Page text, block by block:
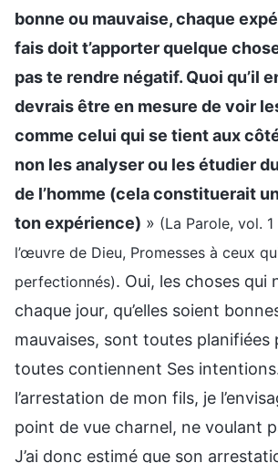
bonne ou mauvaise, chaque
fais doit t’apporter quelque
pas te rendre négatif. Quoi qu’il
devrais être en mesure de voir
comme celui qui se tient aux
non les analyser ou les étudier
de l’homme (cela constituerait
ton expérience) » (La Parole, vol. 1
l’œuvre de Dieu, Promesses à ceux
perfectionnés). Oui, les choses qui
chaque jour, qu’elles soient
mauvaises, sont toutes planifiées
toutes contiennent Ses
l’arrestation de mon fils, je
point de vue charnel, ne voulant
J’ai donc estimé que son